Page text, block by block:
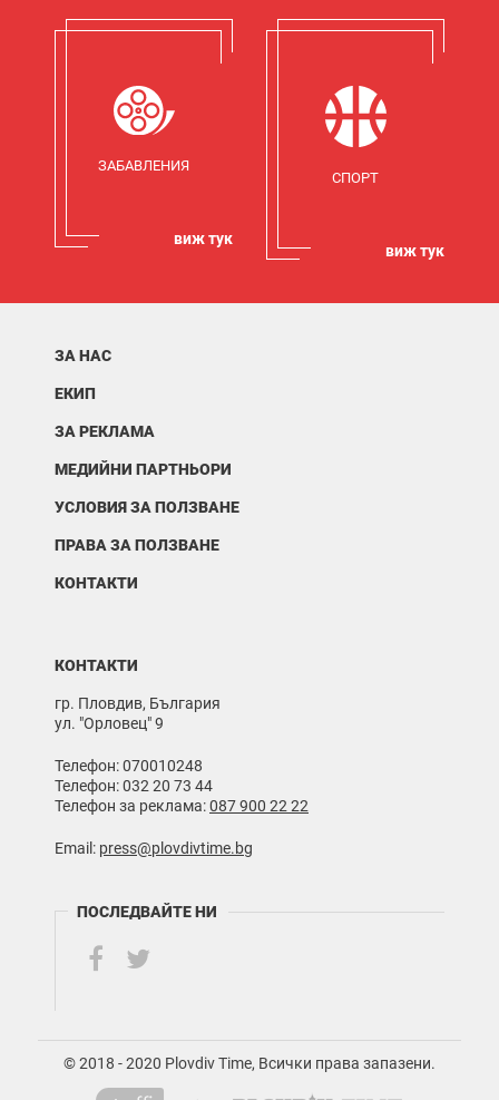
ЗАБАВЛЕНИЯ
виж тук
СПОРТ
виж тук
ЗА НАС
ЕКИП
ЗА РЕКЛАМА
МЕДИЙНИ ПАРТНЬОРИ
УСЛОВИЯ ЗА ПОЛЗВАНЕ
ПРАВА ЗА ПОЛЗВАНЕ
КОНТАКТИ
КОНТАКТИ
гр. Пловдив, България
ул. "Орловец" 9
Телефон: 070010248
Телефон: 032 20 73 44
Телефон за реклама:087 900 22 22
Email: press@plovdivtime.bg
ПОСЛЕДВАЙТЕ НИ
© 2018 - 2020 Plovdiv Time, Всички права запазени.